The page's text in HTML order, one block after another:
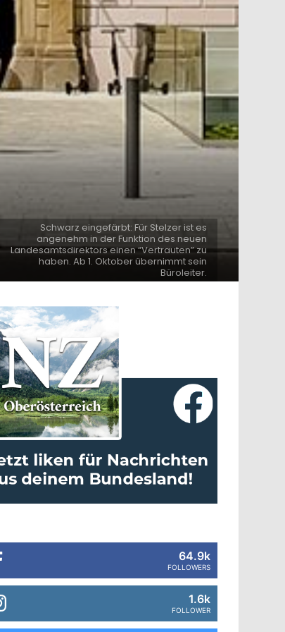
Schwarz eingefärbt: Für Stelzer ist es
angenehm in der Funktion des neuen
Landesamtsdirektors einen “Vertrauten” zu
haben. Ab 1. Oktober übernimmt sein
Büroleiter.
64.9k
FOLLOWERS
1.6k
FOLLOWER